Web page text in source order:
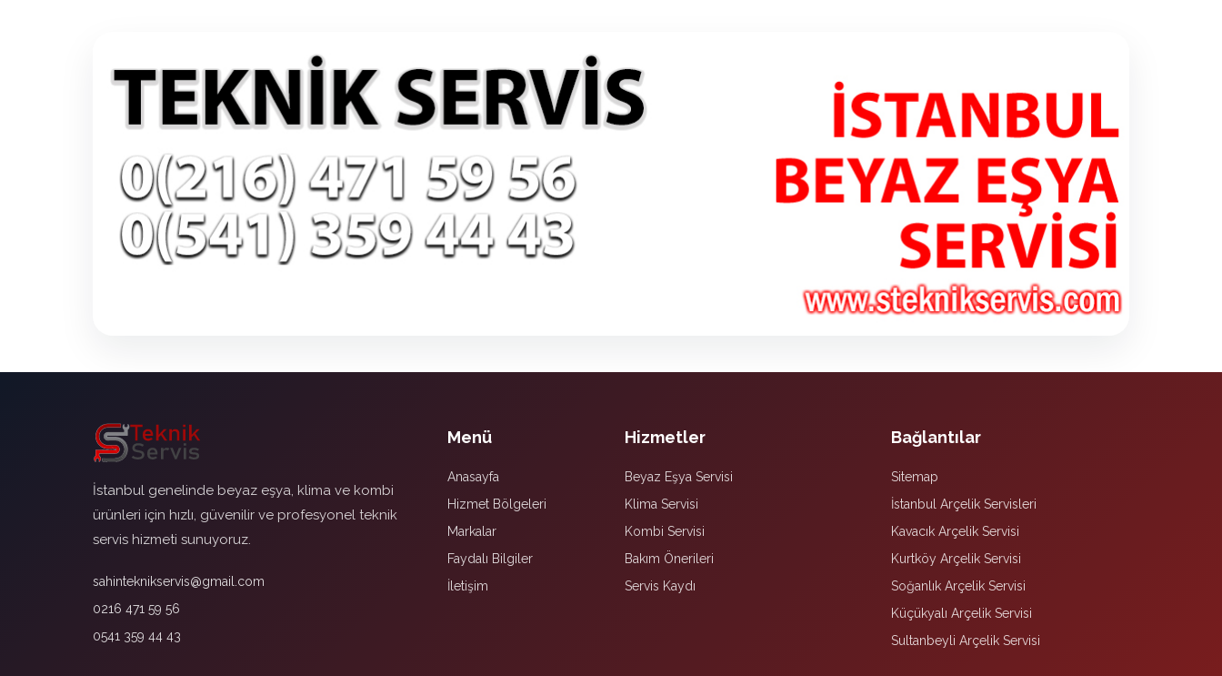
İstanbul genelinde beyaz eşya, klima ve kombi
ürünleri için hızlı, güvenilir ve profesyonel teknik
servis hizmeti sunuyoruz.
sahinteknikservis@gmail.com
0216 471 59 56
0541 359 44 43
Menü
Anasayfa
Hizmet Bölgeleri
Markalar
Faydalı Bilgiler
İletişim
Hizmetler
Beyaz Eşya Servisi
Klima Servisi
Kombi Servisi
Bakım Önerileri
Servis Kaydı
Bağlantılar
Sitemap
İstanbul Arçelik Servisleri
Kavacık Arçelik Servisi
Kurtköy Arçelik Servisi
Soğanlık Arçelik Servisi
Küçükyalı Arçelik Servisi
Sultanbeyli Arçelik Servisi